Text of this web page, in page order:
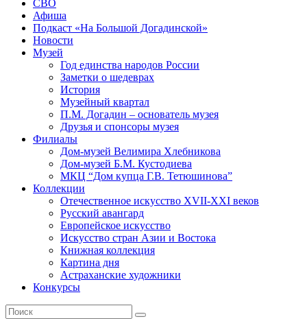
СВО
Афиша
Подкаст «На Большой Догадинской»
Новости
Музей
Год единства народов России
Заметки о шедеврах
История
Музейный квартал
П.М. Догадин – основатель музея
Друзья и спонсоры музея
Филиалы
Дом-музей Велимира Хлебникова
Дом-музей Б.М. Кустодиева
МКЦ “Дом купца Г.В. Тетюшинова”
Коллекции
Отечественное искусство XVII-XXI веков
Русский авангард
Европейское искусство
Искусство стран Азии и Востока
Книжная коллекция
Картина дня
Астраханские художники
Конкурсы